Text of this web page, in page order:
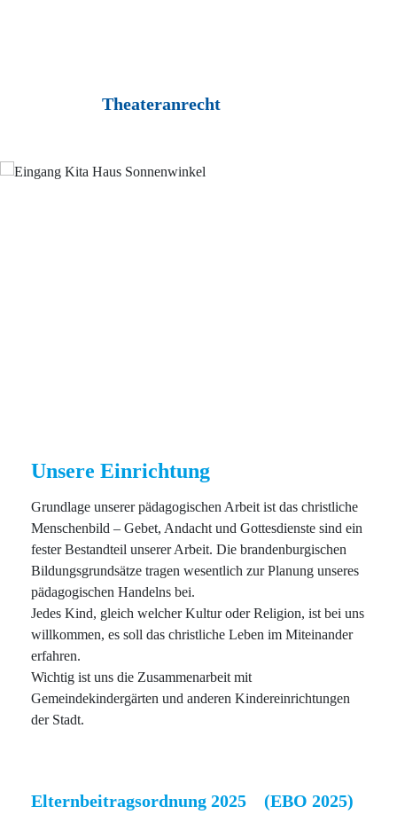
Theateranrecht
Unsere Einrichtung
Grundlage unserer pädagogischen Arbeit ist das christliche
Menschenbild – Gebet, Andacht und Gottesdienste sind ein
fester Bestandteil unserer Arbeit. Die brandenburgischen
Bildungsgrundsätze tragen wesentlich zur Planung unseres
pädagogischen Handelns bei.
Jedes Kind, gleich welcher Kultur oder Religion, ist bei uns
willkommen, es soll das christliche Leben im Miteinander
erfahren.
Wichtig ist uns die Zusammenarbeit mit
Gemeindekindergärten und anderen Kindereinrichtungen
der Stadt.
Elternbeitragsordnung 2025 (EBO 2025)